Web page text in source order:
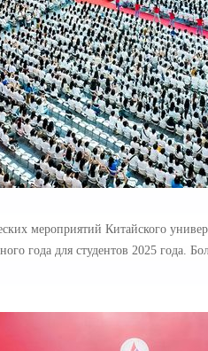
мероприятий Китайского
года для студентов 2025 года.